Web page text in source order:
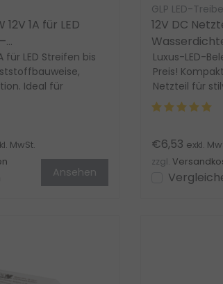
12V 1A für LED
für LED Streifen bis
Ideal für
MwSt.
Ansehen
GLP LED-
12V DC
LED Streifen
Luxus-LED-
Preis!
Netzteil für
Streifen. Bis...
€6,53 exkl.
zzgl.